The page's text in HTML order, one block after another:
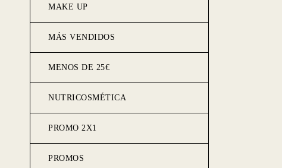
MAKE UP
MÁS VENDIDOS
MENOS DE 25€
NUTRICOSMÉTICA
PROMO 2X1
PROMOS